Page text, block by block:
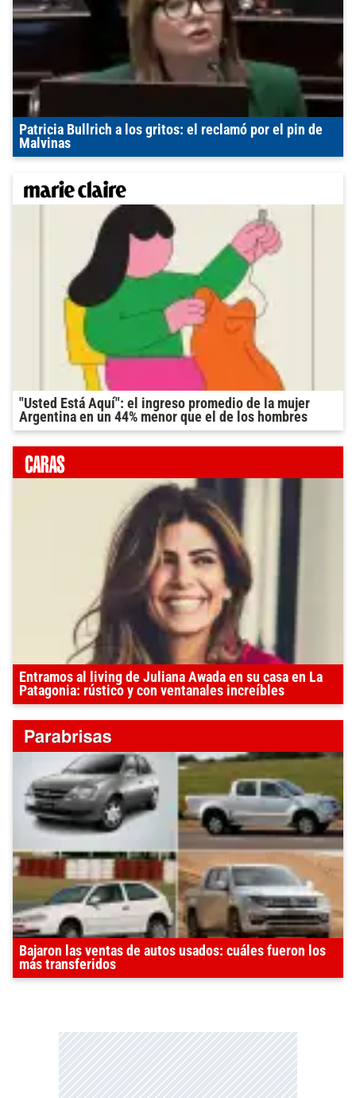
Patricia Bullrich a los gritos: el reclamó por el pin de
Malvinas
"Usted Está Aquí": el ingreso promedio de la mujer
Argentina en un 44% menor que el de los hombres
Entramos al living de Juliana Awada en su casa en La
Patagonia: rústico y con ventanales increíbles
Bajaron las ventas de autos usados: cuáles fueron los
más transferidos